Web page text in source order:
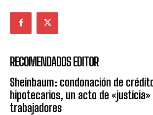
RECOMENDADOS EDITOR
Sheinbaum: condonación de
hipotecarios, un acto de «justicia»
trabajadores